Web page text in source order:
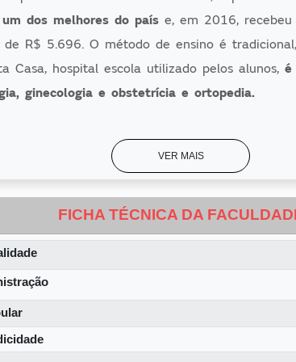
dos melhores do país e, em 2016,
de R$ 5.696. O método de ensino é
Casa, hospital escola utilizado pelos alunos,é
ginecologia e obstetrícia e ortopedia.
na EMESCAM, você pode fazer o vestibular da
discursiva.Além disso, você pode tentar uma
ou pelo programa NossaBolsa, em parceria
na EMESCAM através do programa da
VIDA
VER MAIS
FICHA TÉCNICA DA